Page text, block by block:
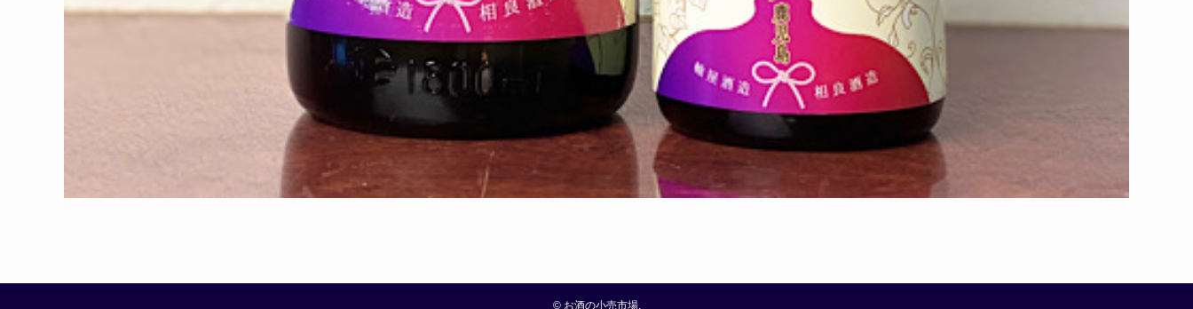
©お酒の小売市場.